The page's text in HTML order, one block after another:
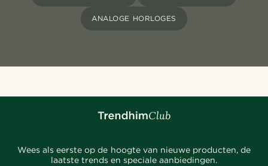
ANALOGE HORLOGES
Wees als eerste op de hoogte van nieuwe producten, de
laatste trends en speciale aanbiedingen.